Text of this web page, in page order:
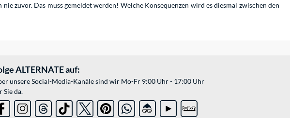
zuvor. Das muss gemeldet werden! Welche Konsequenzen wird es diesmal zwischen den
ALTERNATE auf:
unsere Social-Media-Kanäle sind wir Mo-Fr 9:00 Uhr - 17:00 Uhr
Sie da.